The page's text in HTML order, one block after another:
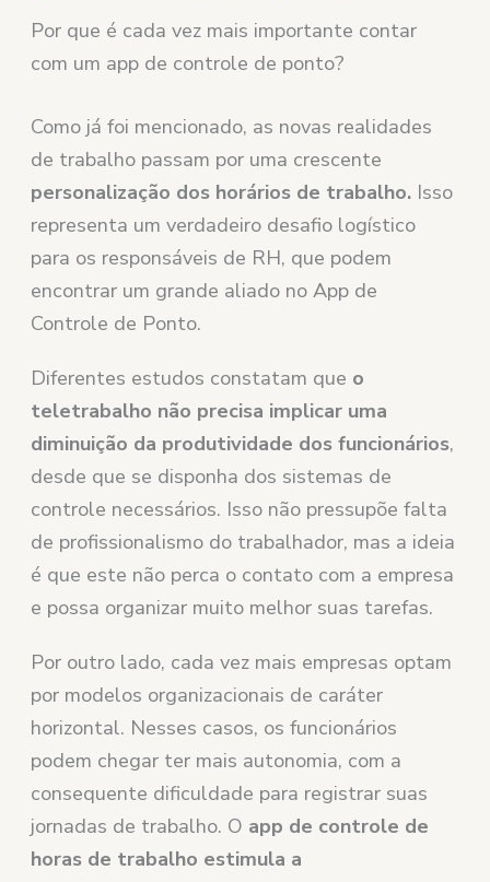
Por que é cada vez mais importante contar
com um app de controle de ponto?
Como já foi mencionado, as novas realidades
de trabalho passam por uma crescente
personalização dos horários de trabalho. Isso
representa um verdadeiro desafio logístico
para os responsáveis de RH, que podem
encontrar um grande aliado no App de
Controle de Ponto.
Diferentes estudos constatam que o
teletrabalho não precisa implicar uma
diminuição da produtividade dos funcionários,
desde que se disponha dos sistemas de
controle necessários. Isso não pressupõe falta
de profissionalismo do trabalhador, mas a ideia
é que este não perca o contato com a empresa
e possa organizar muito melhor suas tarefas.
Por outro lado, cada vez mais empresas optam
por modelos organizacionais de caráter
horizontal. Nesses casos, os funcionários
podem chegar ter mais autonomia, com a
consequente dificuldade para registrar suas
jornadas de trabalho. O app de controle de
horas de trabalho estimula a